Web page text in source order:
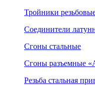
Тройники
Соединители
Сгоны стальные
Сгоны разъемные
Резьба стальная